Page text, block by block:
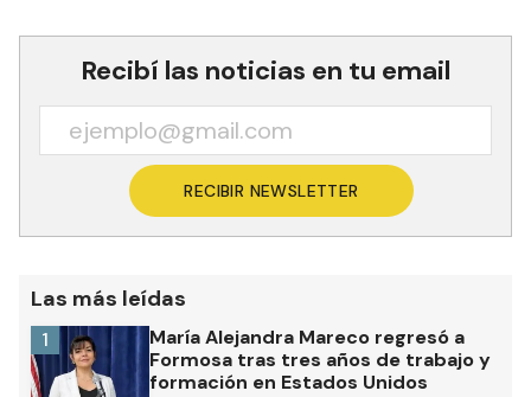
Recibí las noticias en tu email
RECIBIR NEWSLETTER
Las más leídas
María Alejandra Mareco regresó a
Formosa tras tres años de trabajo y
formación en Estados Unidos
1